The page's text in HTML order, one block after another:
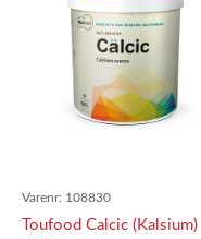
Varenr: 108830
Toufood Calcic (Kalsium)